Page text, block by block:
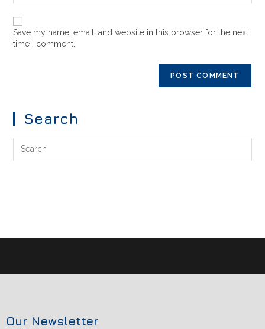
Save my name, email, and website in this browser for the next
time I comment.
Search
Our Newsletter